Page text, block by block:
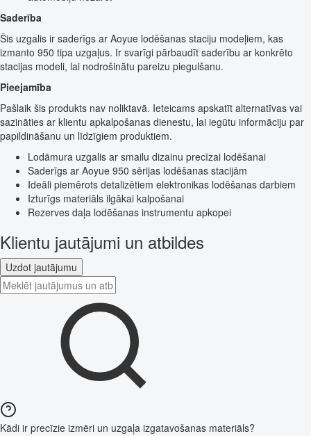
Saderība
Šis uzgalis ir saderīgs ar Aoyue lodēšanas staciju modeļiem, kas
izmanto 950 tipa uzgaļus. Ir svarīgi pārbaudīt saderību ar konkrēto
stacijas modeli, lai nodrošinātu pareizu piegulšanu.
Pieejamība
Pašlaik šis produkts nav noliktavā. Ieteicams apskatīt alternatīvas vai
sazināties ar klientu apkalpošanas dienestu, lai iegūtu informāciju par
papildināšanu un līdzīgiem produktiem.
Lodāmura uzgalis ar smailu dizainu precīzai lodēšanai
Saderīgs ar Aoyue 950 sērijas lodēšanas stacijām
Ideāli piemērots detalizētiem elektronikas lodēšanas darbiem
Izturīgs materiāls ilgākai kalpošanai
Rezerves daļa lodēšanas instrumentu apkopei
Klientu jautājumi un atbildes
Uzdot jautājumu
Kādi ir precīzie izmēri un uzgaļa izgatavošanas materiāls?